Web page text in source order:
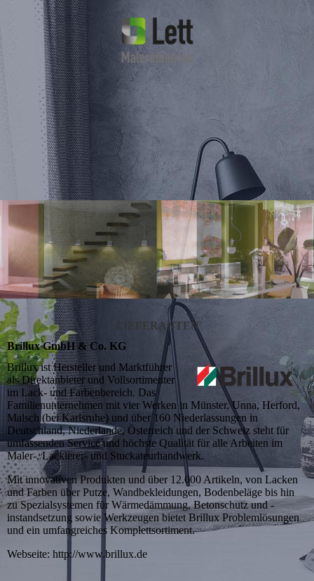
LIEFERANTEN
Brillux GmbH & Co. KG
Brillux ist Hersteller und Marktführer
als Direktanbieter und Vollsortimenter
im Lack- und Farbenbereich. Das
Familienunternehmen mit vier Werken in Münster, Unna, Herford,
Malsch (bei Karlsruhe) und über 160 Niederlassungen in
Deutschland, Niederlande, Österreich und der Schweiz steht für
umfassenden Service und höchste Qualität für alle Arbeiten im
Maler-, Lackierer- und Stuckateurhandwerk.
Mit innovativen Produkten und über 12.000 Artikeln, von Lacken
und Farben über Putze, Wandbekleidungen, Bodenbeläge bis hin
zu Spezialsystemen für Wärmedämmung, Betonschutz und -
instandsetzung sowie Werkzeugen bietet Brillux Problemlösungen
und ein umfangreiches Komplettsortiment.
Webseite: http://www.brillux.de